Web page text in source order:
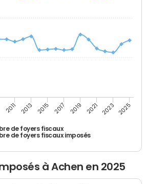
de foyers fiscaux
de foyers fiscaux imposés
2011 2013 2015 2017 2019 2021 2023 2025
à Achen en 2025